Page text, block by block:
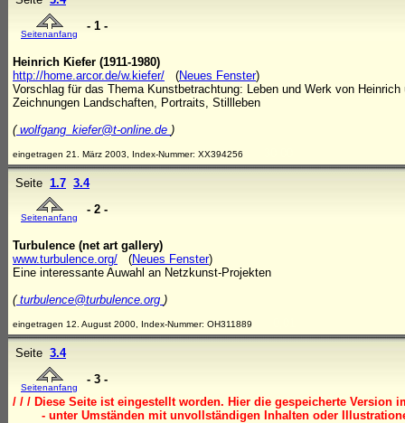
Seitenanfang
- 1 -
Heinrich Kiefer (1911-1980)
http://home.arcor.de/w.kiefer/ (Neues Fenster)
Vorschlag für das Thema Kunstbetrachtung: Leben und Werk von
Zeichnungen Landschaften, Portraits, Stillleben
(wolfgang_kiefer@t-online.de )
eingetragen 21. März 2003, Index-Nummer: XX394256
Seite 1.7 3.4
Seitenanfang
- 2 -
Turbulence (net art gallery)
www.turbulence.org/ (Neues Fenster)
Eine interessante Auwahl an Netzkunst-Projekten
(turbulence@turbulence.org )
eingetragen 12. August 2000, Index-Nummer: OH311889
Seite 3.4
Seitenanfang
- 3 -
/ / / Diese Seite ist eingestellt worden. Hier die gespeicherte Version
- unter Umständen mit unvollständigen Inhalten oder